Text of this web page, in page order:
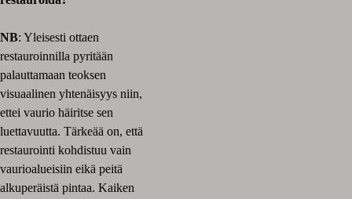
NB: Yleisesti ottaen
restauroinnilla pyritään
palauttamaan teoksen
visuaalinen yhtenäisyys niin,
ettei vaurio häiritse sen
luettavuutta. Tärkeää on, että
restaurointi kohdistuu vain
vaurioalueisiin eikä peitä
alkuperäistä pintaa. Kaiken